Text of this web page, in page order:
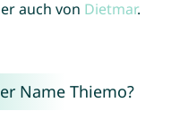
auch von Dietmar.
Name Thiemo?